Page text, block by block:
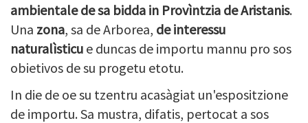
ambientale de sa bidda in Provìntzia de Aristanis.
Una zona, sa de Arborea, de interessu
naturalìsticu e duncas de importu mannu pro sos
obietivos de su progetu etotu.
In die de oe su tzentru acasàgiat un'espositzione
de importu. Sa mustra, difatis, pertocat a sos